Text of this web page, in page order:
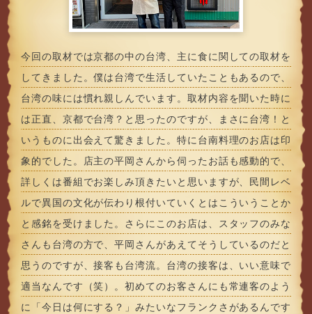
今回の取材では京都の中の台湾、主に食に関しての取材を
してきました。僕は台湾で生活していたこともあるので、
台湾の味には慣れ親しんでいます。取材内容を聞いた時に
は正直、京都で台湾？と思ったのですが、まさに台湾！と
いうものに出会えて驚きました。特に台南料理のお店は印
象的でした。店主の平岡さんから伺ったお話も感動的で、
詳しくは番組でお楽しみ頂きたいと思いますが、民間レベ
ルで異国の文化が伝わり根付いていくとはこういうことか
と感銘を受けました。さらにこのお店は、スタッフのみな
さんも台湾の方で、平岡さんがあえてそうしているのだと
思うのですが、接客も台湾流。台湾の接客は、いい意味で
適当なんです（笑）。初めてのお客さんにも常連客のよう
に「今日は何にする？」みたいなフランクさがあるんです